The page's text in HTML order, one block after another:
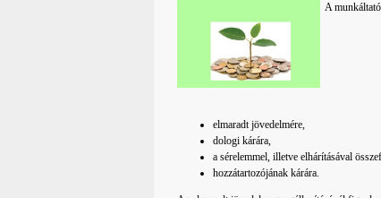
A
elmaradt jövedelmére,
dologi kárára,
a sérelemmel, illetve elhárításával
hozzátartozójának kárára.